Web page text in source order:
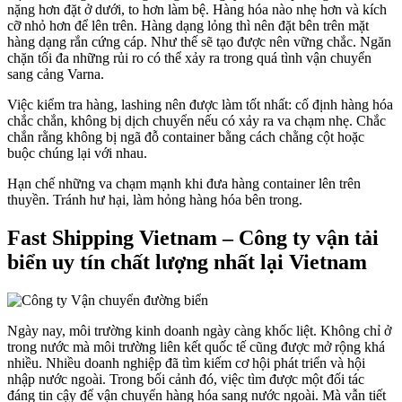
nặng hơn đặt ở dưới, to hơn làm bệ. Hàng hóa nào nhẹ hơn và kích
cỡ nhỏ hơn để lên trên. Hàng dạng lỏng thì nên đặt bên trên mặt
hàng dạng rắn cứng cáp. Như thế sẽ tạo được nên vững chắc. Ngăn
chặn tối đa những rủi ro có thể xảy ra trong quá tình vận chuyển
sang cảng Varna.
Việc kiểm tra hàng, lashing nên được làm tốt nhất: cố định hàng hóa
chắc chắn, không bị dịch chuyển nếu có xảy ra va chạm nhẹ. Chắc
chắn rằng không bị ngã đỗ container bằng cách chằng cột hoặc
buộc chúng lại với nhau.
Hạn chế những va chạm mạnh khi đưa hàng container lên trên
thuyền. Tránh hư hại, làm hỏng hàng hóa bên trong.
Fast Shipping Vietnam – Công ty vận tải
biển uy tín chất lượng nhất lại Vietnam
Ngày nay, môi trường kinh doanh ngày càng khốc liệt. Không chỉ ở
trong nước mà môi trường liên kết quốc tế cũng được mở rộng khá
nhiều. Nhiều doanh nghiệp đã tìm kiếm cơ hội phát triển và hội
nhập nước ngoài. Trong bối cảnh đó, việc tìm được một đối tác
đáng tin cậy để vận chuyển hàng hóa sang nước ngoài. Mà vẫn tiết